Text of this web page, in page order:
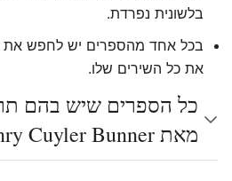
בלשונית נפרדת.
בכל אחד מהספרים יש לחפש את
את כל השירים שלו.
כל הספרים שיש בהם
מאת Henry Cuyler Bunner